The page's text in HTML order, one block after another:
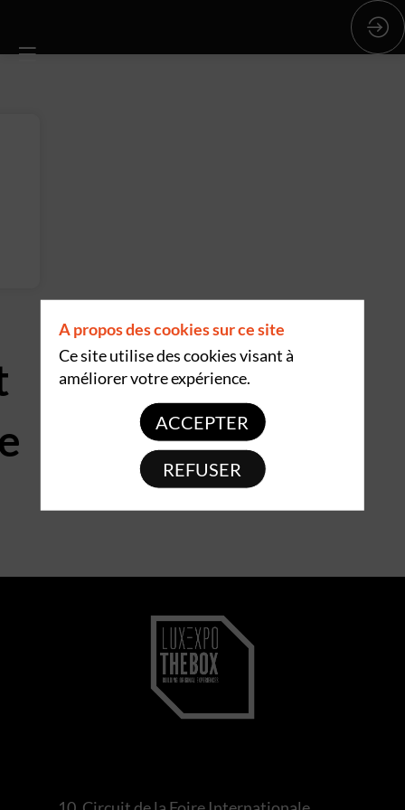
A propos des cookies sur ce site
Ce site utilise des cookies visant à
améliorer votre expérience.
ACCEPTER
REFUSER